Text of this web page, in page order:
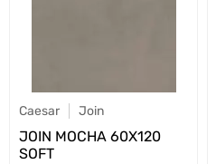
Caesar Join
JOIN MOCHA 60X120
SOFT